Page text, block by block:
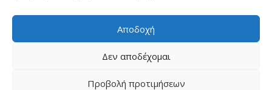
Αποδοχή
Δεν αποδέχομαι
Προβολή προτιμήσεων